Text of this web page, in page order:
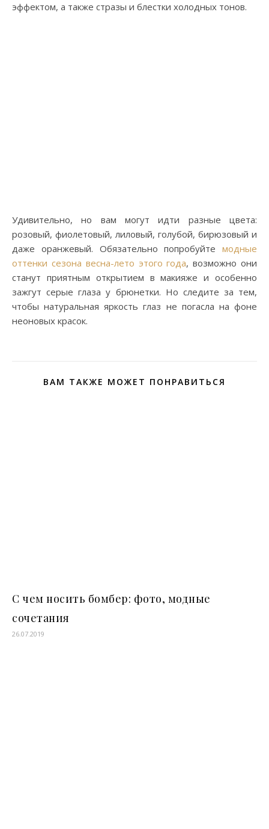
эффектом, а также стразы и блестки холодных тонов.
Удивительно, но вам могут идти разные цвета:
розовый, фиолетовый, лиловый, голубой, бирюзовый и
даже оранжевый. Обязательно попробуйте модные
оттенки сезона весна-лето этого года, возможно они
станут приятным открытием в макияже и особенно
зажгут серые глаза у брюнетки. Но следите за тем,
чтобы натуральная яркость глаз не погасла на фоне
неоновых красок.
ВАМ ТАКЖЕ МОЖЕТ ПОНРАВИТЬСЯ
С чем носить бомбер: фото, модные
сочетания
26.07.2019